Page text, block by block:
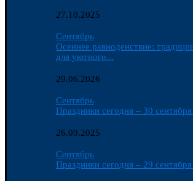
27.10.2025
Сентябрь
Осеннее равноденствие:
для уютного...
29.06.2026
Сентябрь
Праздники сегодня – 30
26.09.2025
Сентябрь
Праздники сегодня – 29